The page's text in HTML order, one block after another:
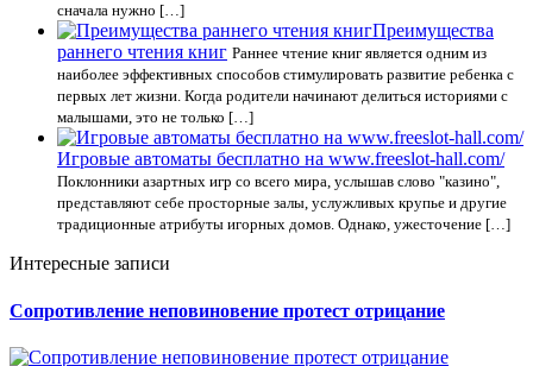
сначала нужно […]
Преимущества
раннего чтения книг Раннее чтение книг является одним из
наиболее эффективных способов стимулировать развитие ребенка с
первых лет жизни. Когда родители начинают делиться историями с
малышами, это не только […]
Игровые автоматы бесплатно на www.freeslot-hall.com/
Поклонники азартных игр со всего мира, услышав слово "казино",
представляют себе просторные залы, услужливых крупье и другие
традиционные атрибуты игорных домов. Однако, ужесточение […]
Интересные записи
Сопротивление неповиновение протест отрицание